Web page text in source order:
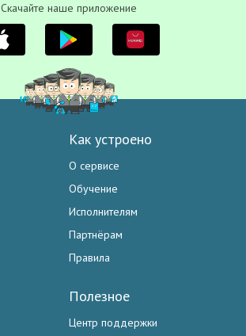
Скачайте наше приложение
Как устроено
О сервисе
Обучение
Исполнителям
Партнёрам
Правила
Полезное
Центр поддержки